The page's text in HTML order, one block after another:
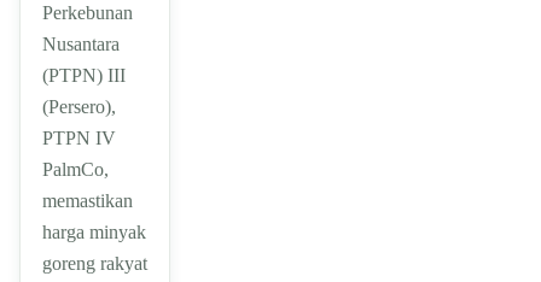
Perkebunan
Nusantara
(PTPN) III
(Persero),
PTPN IV
PalmCo,
memastikan
harga minyak
goreng rakyat